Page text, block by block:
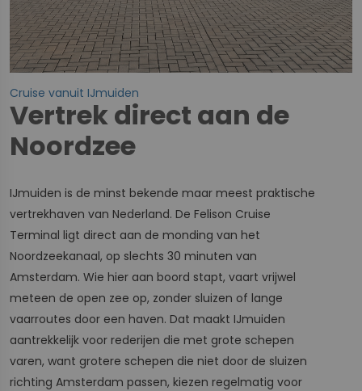
Cruise vanuit IJmuiden
Vertrek direct aan de
Noordzee
IJmuiden is de minst bekende maar meest praktische
vertrekhaven van Nederland. De Felison Cruise
Terminal ligt direct aan de monding van het
Noordzeekanaal, op slechts 30 minuten van
Amsterdam. Wie hier aan boord stapt, vaart vrijwel
meteen de open zee op, zonder sluizen of lange
vaarroutes door een haven. Dat maakt IJmuiden
aantrekkelijk voor rederijen die met grote schepen
varen, want grotere schepen die niet door de sluizen
richting Amsterdam passen, kiezen regelmatig voor